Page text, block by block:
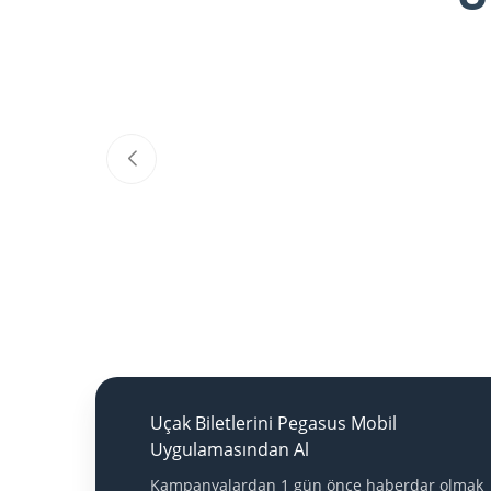
Uçak Biletlerini Pegasus Mobil
Uygulamasından Al
Kampanyalardan 1 gün önce haberdar olmak